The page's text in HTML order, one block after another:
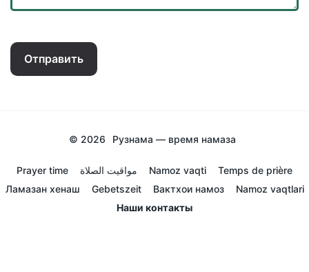
Отправить
© 2026 Рузнама — время намаза
Prayer time مواقيت الصلاة Namoz vaqti
Temps de prière
Ламазан хенаш
Gebetszeit Вактхои намоз
Namoz vaqtlari
Наши контакты